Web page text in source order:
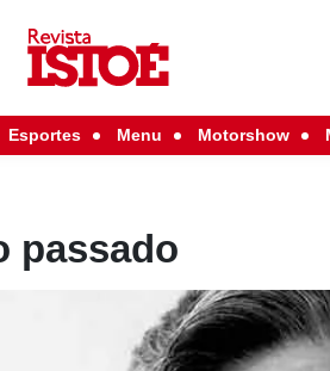
Esportes Menu Motorshow
passado